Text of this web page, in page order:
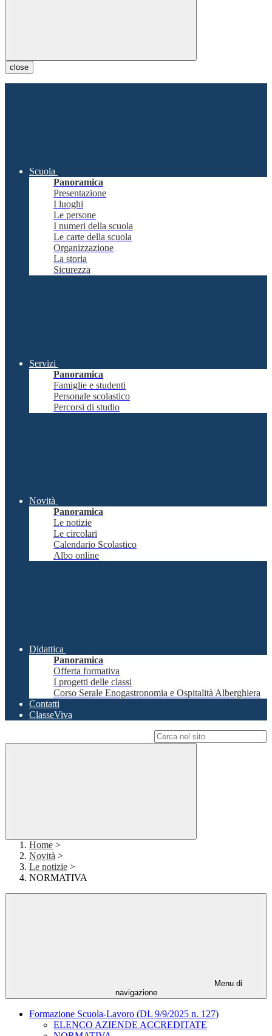
close
Scuola
Panoramica
Presentazione
I luoghi
Le persone
I numeri della scuola
Le carte della scuola
Organizzazione
La storia
Sicurezza
Servizi
Panoramica
Famiglie e studenti
Personale scolastico
Percorsi di studio
Novità
Panoramica
Le notizie
Le circolari
Calendario Scolastico
Albo online
Didattica
Panoramica
Offerta formativa
I progetti delle classi
Corso Serale Enogastronomia e Ospitalità Alberghiera
Contatti
ClasseViva
Home >
Novità >
Le notizie >
NORMATIVA
Menu di
navigazione
Formazione Scuola-Lavoro (DL 9/9/2025 n. 127)
ELENCO AZIENDE ACCREDITATE